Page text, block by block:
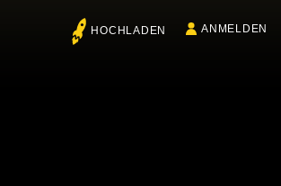
HOCHLADEN ANMELDEN